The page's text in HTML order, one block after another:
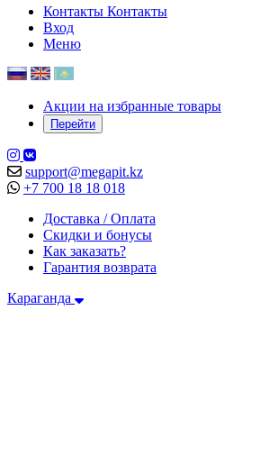
Контакты Контакты
Вход
Меню
Акции на избранные товары
Перейти
support@megapit.kz
+7 700 18 18 018
Доставка / Оплата
Скидки и бонусы
Как заказать?
Гарантия возврата
Караганда